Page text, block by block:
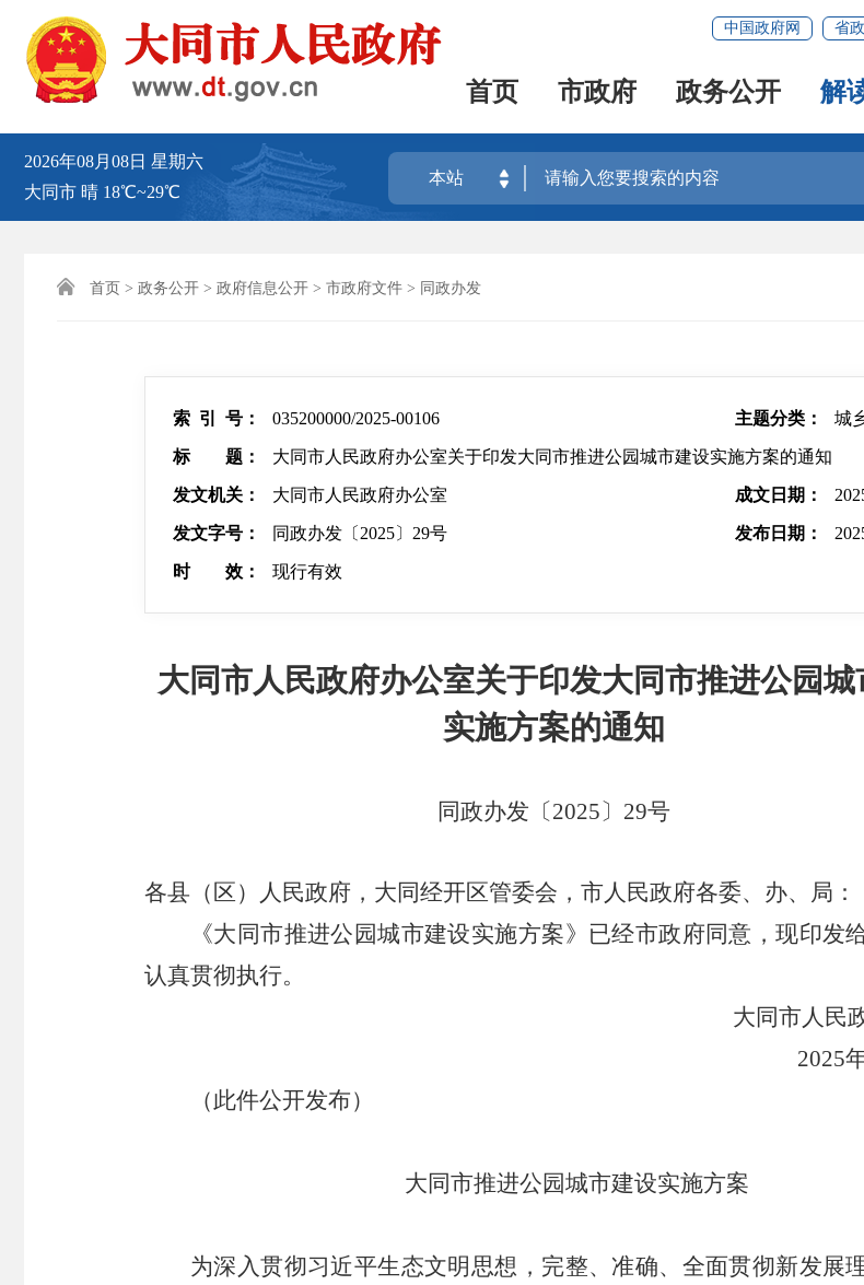
中国政府网 省
首页 市政府 政务公开 解
2026年08月08日 星期六
大同市 晴 18℃~29℃
本站
 首页 > 政务公开 > 政府信息公开 > 市政府文件 > 同政办发
索 引 号： 035200000/2025-00106 主题分类： 城
标 题： 大同市人民政府办公室关于印发大同市推进公园城市建设实施方案的通知
发文机关： 大同市人民政府办公室 成文日期：
发文字号： 同政办发〔2025〕29号 发布日期：
时 效： 现行有效
大同市人民政府办公室关于印发大同市推进公园城
实施方案的通知
同政办发〔2025〕29号
各县（区）人民政府，大同经开区管委会，市人民政府各委、办、局：
《大同市推进公园城市建设实施方案》已经市政府同意，现印发
认真贯彻执行。
大同市人民
2025
（此件公开发布）
大同市推进公园城市建设实施方案
为深入贯彻习近平生态文明思想，完整、准确、全面贯彻新发展